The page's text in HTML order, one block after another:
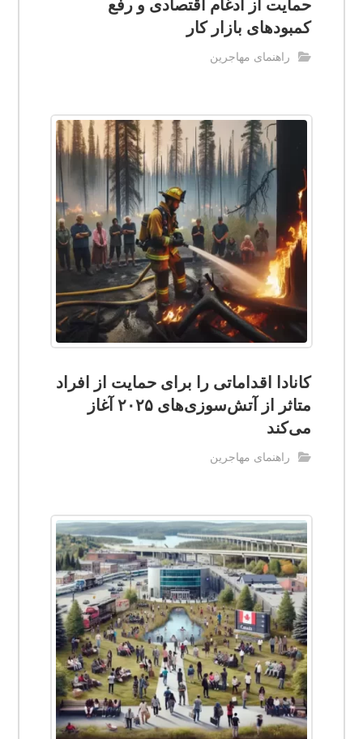
حمایت از ادغام اقتصادی و رفع
کمبودهای بازار کار
راهنمای مهاجرین
کانادا اقداماتی را برای حمایت از افراد
متاثر از آتش‌سوزی‌های ۲۰۲۵ آغاز
می‌کند
راهنمای مهاجرین